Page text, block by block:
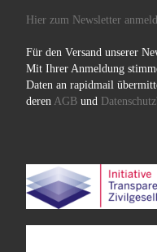
Hier zum Newsletter
Für den Versand unserer
Mit Ihrer Anmeldung
Daten an rapidmail
deren AGBund